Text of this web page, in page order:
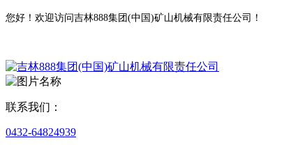
您好！欢迎访问吉林888集团(中国)矿山机械有限责任公司！
联系我们：
0432-64824939